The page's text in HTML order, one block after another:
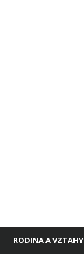
RODINA A VZTAHY